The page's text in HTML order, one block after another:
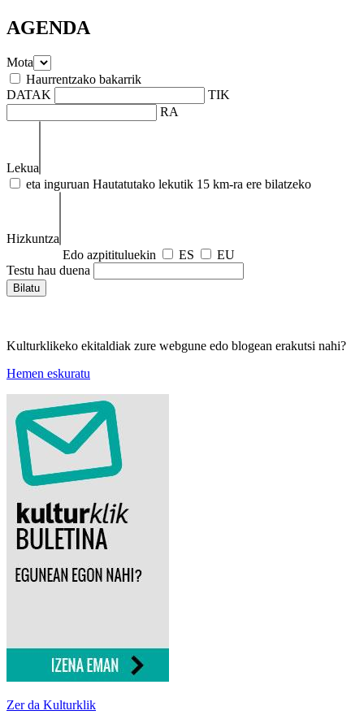
AGENDA
Mota
Haurrentzako bakarrik
DATAK
TIK
RA
Lekua
eta inguruan Hautatutako lekutik 15 km-ra ere bilatzeko
Hizkuntza
Edo azpitituluekin
ES
EU
Testu hau duena
Kulturklikeko ekitaldiak zure webgune edo blogean erakutsi nahi?
Hemen eskuratu
Zer da Kulturklik